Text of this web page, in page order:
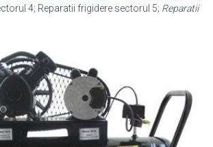
4; Reparatii frigidere sectorul 5; Reparatii